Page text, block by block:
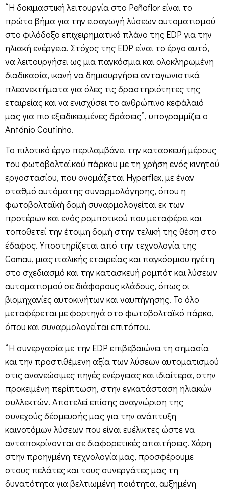
“Η δοκιμαστική λειτουργία στο Peñaflor είναι το
πρώτο βήμα για την εισαγωγή λύσεων αυτοματισμού
στο φιλόδοξο επιχειρηματικό πλάνο της EDP για την
ηλιακή ενέργεια. Στόχος της EDP είναι το έργο αυτό,
να λειτουργήσει ως μια παγκόσμια και ολοκληρωμένη
διαδικασία, ικανή να δημιουργήσει ανταγωνιστικά
πλεονεκτήματα για όλες τις δραστηριότητες της
εταιρείας και να ενισχύσει το ανθρώπινο κεφάλαιό
μας για πιο εξειδικευμένες δράσεις”, υπογραμμίζει ο
António Coutinho.
Το πιλοτικό έργο περιλαμβάνει την κατασκευή μέρους
του φωτοβολταϊκού πάρκου με τη χρήση ενός κινητού
εργοστασίου, που ονομάζεται Hyperflex, με έναν
σταθμό αυτόματης συναρμολόγησης, όπου η
φωτοβολταϊκή δομή συναρμολογείται εκ των
προτέρων και ενός ρομποτικού που μεταφέρει και
τοποθετεί την έτοιμη δομή στην τελική της θέση στο
έδαφος. Υποστηρίζεται από την τεχνολογία της
Comau, μιας ιταλικής εταιρείας και παγκόσμιου ηγέτη
στο σχεδιασμό και την κατασκευή ρομπότ και λύσεων
αυτοματισμού σε διάφορους κλάδους, όπως οι
βιομηχανίες αυτοκινήτων και ναυπήγησης. Το όλο
μεταφέρεται με φορτηγά στο φωτοβολταϊκό πάρκο,
όπου και συναρμολογείται επιτόπου.
“Η συνεργασία με την EDP επιβεβαιώνει τη σημασία
και την προστιθέμενη αξία των λύσεων αυτοματισμού
στις ανανεώσιμες πηγές ενέργειας και ιδιαίτερα, στην
προκειμένη περίπτωση, στην εγκατάσταση ηλιακών
συλλεκτών. Αποτελεί επίσης αναγνώριση της
συνεχούς δέσμευσής μας για την ανάπτυξη
καινοτόμων λύσεων που είναι ευέλικτες ώστε να
ανταποκρίνονται σε διαφορετικές απαιτήσεις. Χάρη
στην προηγμένη τεχνολογία μας, προσφέρουμε
στους πελάτες και τους συνεργάτες μας τη
δυνατότητα για βελτιωμένη ποιότητα, αυξημένη